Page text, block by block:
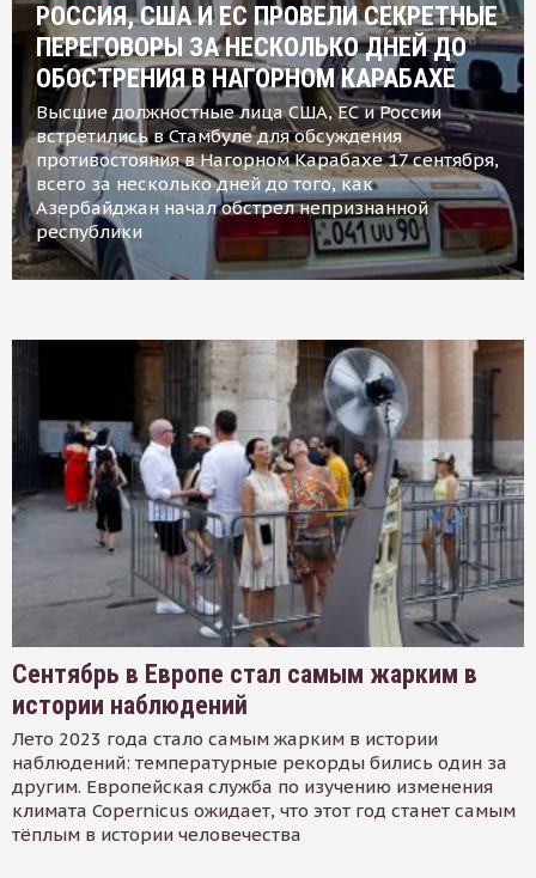
РОССИЯ, США И ЕС ПРОВЕЛИ СЕКРЕТНЫЕ
ПЕРЕГОВОРЫ ЗА НЕСКОЛЬКО ДНЕЙ ДО
ОБОСТРЕНИЯ В НАГОРНОМ КАРАБАХЕ
Высшие должностные лица США, ЕС и России
встретились в Стамбуле для обсуждения
противостояния в Нагорном Карабахе 17 сентября,
всего за несколько дней до того, как
Азербайджан начал обстрел непризнанной
республики
Сентябрь в Европе стал самым жарким в
истории наблюдений
Лето 2023 года стало самым жарким в истории
наблюдений: температурные рекорды бились один за
другим. Европейская служба по изучению изменения
климата Copernicus ожидает, что этот год станет самым
тёплым в истории человечества